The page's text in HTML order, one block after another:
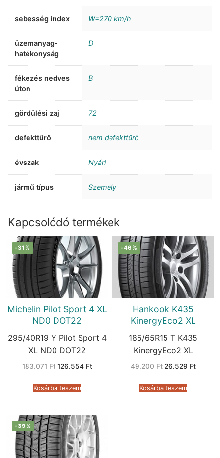
sebesség index W=270 km/h
üzemanyag-
hatékonyság
D
fékezés nedves
úton
B
gördülési zaj 72
defekttűrő nem defekttűrő
évszak Nyári
jármű típus Személy
Kapcsolódó termékek
-31%
Michelin Pilot Sport 4 XL
ND0 DOT22
295/40R19 Y Pilot Sport 4
XL ND0 DOT22
183.071Ft Original
183.071 Ft.
126.554 FtCurrent
Kosárba teszem
-46%
Hankook K435
KinergyEco2 XL
185/65R15 T K435
KinergyEco2 XL
49.200Ft Original
49.200 Ft.
26.529 FtCurrent
Kosárba teszem
-39%